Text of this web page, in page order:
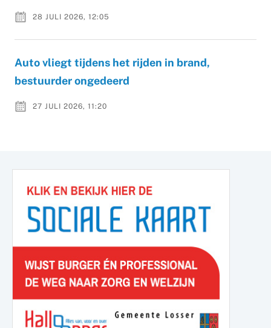
28 JULI 2026, 12:05
Auto vliegt tijdens het rijden in brand,
bestuurder ongedeerd
27 JULI 2026, 11:20